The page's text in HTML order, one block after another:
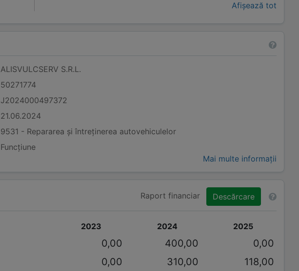
Afișează tot
ALISVULCSERV S.R.L.
50271774
J2024000497372
21.06.2024
9531 - Repararea și întreținerea autovehiculelor
Funcțiune
Mai multe informații
Raport financiar Descărcare
2023 2024 2025
0,00 400,00
0,00
0,00 310,00
118,00